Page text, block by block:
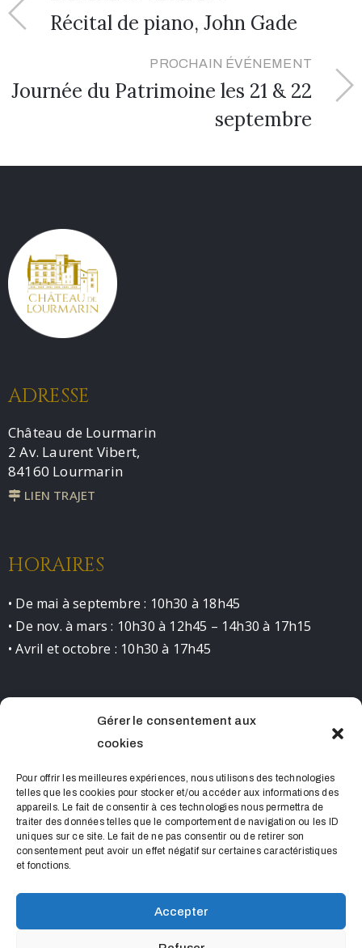
Gérer le consentement aux
cookies
Pour offrir les meilleures expériences, nous utilisons des technologies
telles que les cookies pour stocker et/ou accéder aux informations des
appareils. Le fait de consentir à ces technologies nous permettra de
traiter des données telles que le comportement de navigation ou les ID
uniques sur ce site. Le fait de ne pas consentir ou de retirer son
consentement peut avoir un effet négatif sur certaines caractéristiques
et fonctions.
Accepter
Récital de piano, John Gade
PROCHAIN ÉVÉNEMENT
Journée du Patrimoine les 21 & 22
septembre
ADRESSE
Château de Lourmarin
2 Av. Laurent Vibert,
84160 Lourmarin
LIEN TRAJET
HORAIRES
• De mai à septembre : 10h30 à 18h45
• De nov. à mars : 10h30 à 12h45 – 14h30 à 17h15
• Avril et octobre : 10h30 à 17h45
CONTACT
Château de Lourmarin © 2022 Tous droits réservés